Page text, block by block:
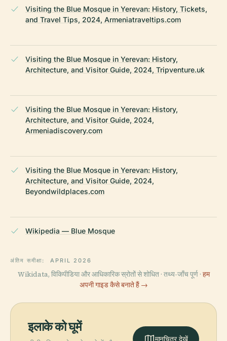
Visiting the Blue Mosque in Yerevan: History, Tickets,
and Travel Tips, 2024, Armeniatraveltips.com
Visiting the Blue Mosque in Yerevan: History,
Architecture, and Visitor Guide, 2024, Tripventure.uk
Visiting the Blue Mosque in Yerevan: History,
Architecture, and Visitor Guide, 2024,
Armeniadiscovery.com
Visiting the Blue Mosque in Yerevan: History,
Architecture, and Visitor Guide, 2024,
Beyondwildplaces.com
Wikipedia — Blue Mosque
अंतिम समीक्षा: APRIL 2026
Wikidata, विकिपीडिया और आधिकारिक स्रोतों से शोधित · तथ्य-जाँच पूर्ण · हम
अपनी गाइड कैसे बनाते हैं →
इलाके को घूमें
मानचित्र देखें